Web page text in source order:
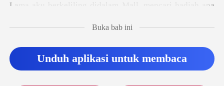
ri hadiah apa
Buka bab ini
Unduh aplikasi untuk membaca